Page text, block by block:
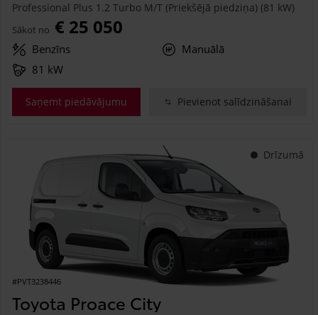
Professional Plus 1.2 Turbo M/T (Priekšējā piedziņa) (81 kW)
Sākot no € 25 050
Benzīns
Manuālā
81 kW
Saņemt piedāvājumu Pievienot salīdzināšanai
Drīzumā
#PVT3238446
Toyota Proace City